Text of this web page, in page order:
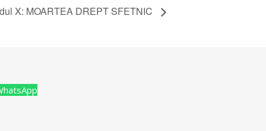
X: MOARTEA DREPT SFETNIC